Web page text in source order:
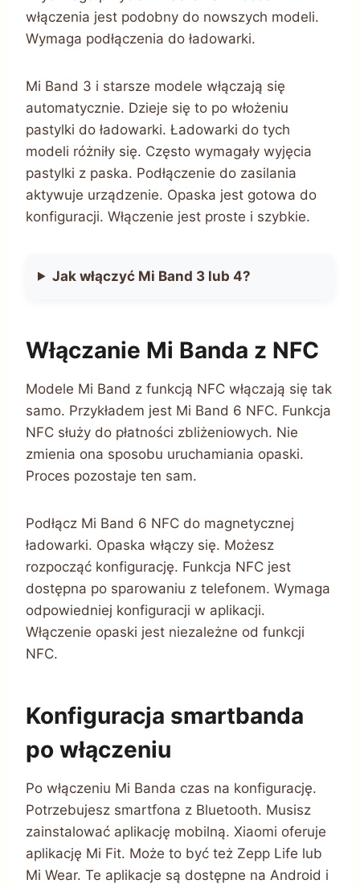
włączenia jest podobny do nowszych modeli.
Wymaga podłączenia do ładowarki.
Mi Band 3 i starsze modele włączają się
automatycznie. Dzieje się to po włożeniu
pastylki do ładowarki. Ładowarki do tych
modeli różniły się. Często wymagały wyjęcia
pastylki z paska. Podłączenie do zasilania
aktywuje urządzenie. Opaska jest gotowa do
konfiguracji. Włączenie jest proste i szybkie.
Jak włączyć Mi Band 3 lub 4?
Włączanie Mi Banda z NFC
Modele Mi Band z funkcją NFC włączają się tak
samo. Przykładem jest Mi Band 6 NFC. Funkcja
NFC służy do płatności zbliżeniowych. Nie
zmienia ona sposobu uruchamiania opaski.
Proces pozostaje ten sam.
Podłącz Mi Band 6 NFC do magnetycznej
ładowarki. Opaska włączy się. Możesz
rozpocząć konfigurację. Funkcja NFC jest
dostępna po sparowaniu z telefonem. Wymaga
odpowiedniej konfiguracji w aplikacji.
Włączenie opaski jest niezależne od funkcji
NFC.
Konfiguracja smartbanda
po włączeniu
Po włączeniu Mi Banda czas na konfigurację.
Potrzebujesz smartfona z Bluetooth. Musisz
zainstalować aplikację mobilną. Xiaomi oferuje
aplikację Mi Fit. Może to być też Zepp Life lub
Mi Wear. Te aplikacje są dostępne na Android i